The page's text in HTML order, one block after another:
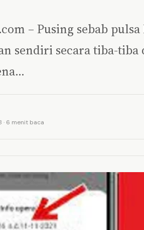
– Pusing sebab
sendiri secara tiba-tiba
· 6 menit baca